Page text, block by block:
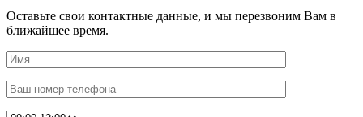
Оставьте свои контактные данные, и мы перезвоним Вам в
ближайшее время.